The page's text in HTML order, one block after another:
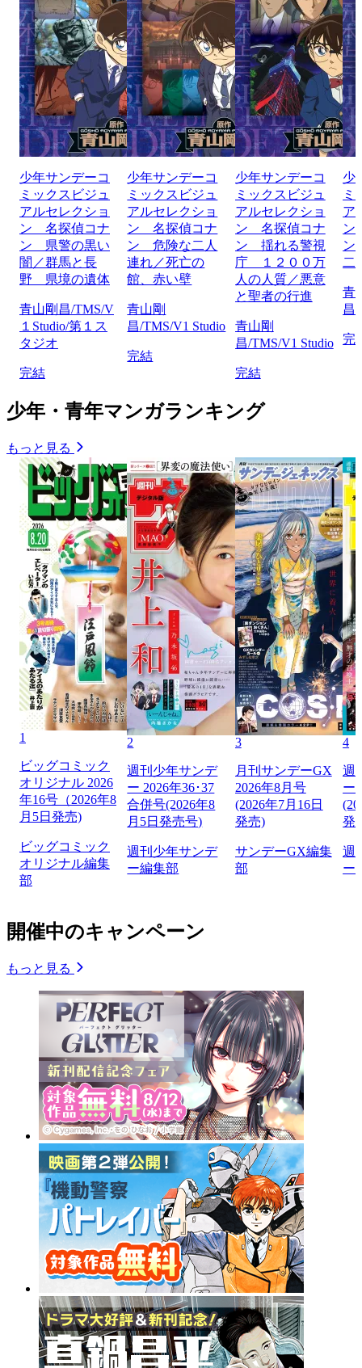
少年サンデーコ
ミックスビジュ
アルセレクショ
ン 名探偵コナ
ン 県警の黒い
闇／群馬と長
野 県境の遺体
青山剛昌/TMS/V
１Studio/第１ス
タジオ
完結
少年サンデーコ
ミックスビジュ
アルセレクショ
ン 名探偵コナ
ン 危険な二人
連れ／死亡の
館、赤い壁
青山剛
昌/TMS/V1 Studio
完結
少年サンデーコ
ミックスビジュ
アルセレクショ
ン 名探偵コナ
ン 揺れる警視
庁 １２００万
人の人質／悪意
と聖者の行進
青山剛
昌/TMS/V1 Studio
完結
少
ミ
ア
ン
ン
二
青
昌
完
少年・青年マンガランキング
もっと見る
1
ビッグコミック
オリジナル 2026
年16号（2026年8
月5日発売)
ビッグコミック
オリジナル編集
部
2
週刊少年サンデ
ー 2026年36･37
合併号(2026年8
月5日発売号)
週刊少年サンデ
ー編集部
3
月刊サンデーGX
2026年8月号
(2026年7月16日
発売)
サンデーGX編集
部
4
週
ー
発
週
ー
開催中のキャンペーン
もっと見る